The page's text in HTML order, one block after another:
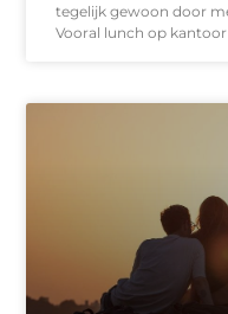
tegelijk gewoon door
Vooral lunch op kantoor